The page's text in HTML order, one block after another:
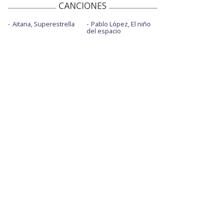
CANCIONES
Aitana, Superestrella Pablo López, El niño
del espacio